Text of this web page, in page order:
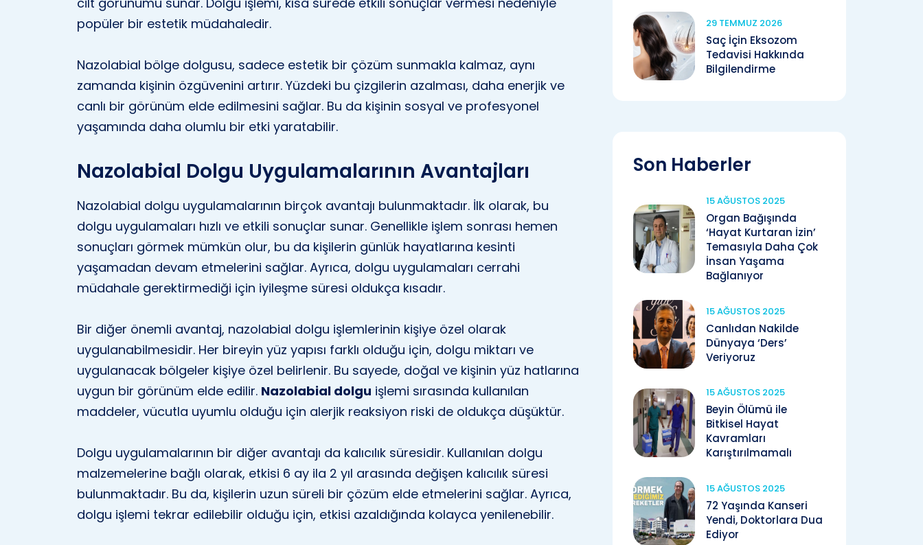
popüler bir estetik müdahaledir.
Nazolabial bölge dolgusu, sadece estetik bir çözüm sunmakla kalmaz, aynı
zamanda kişinin özgüvenini artırır. Yüzdeki bu çizgilerin azalması, daha enerjik ve
canlı bir görünüm elde edilmesini sağlar. Bu da kişinin sosyal ve profesyonel
yaşamında daha olumlu bir etki yaratabilir.
Nazolabial Dolgu Uygulamalarının Avantajları
Nazolabial dolgu uygulamalarının birçok avantajı bulunmaktadır. İlk olarak, bu
dolgu uygulamaları hızlı ve etkili sonuçlar sunar. Genellikle işlem sonrası hemen
sonuçları görmek mümkün olur, bu da kişilerin günlük hayatlarına kesinti
yaşamadan devam etmelerini sağlar. Ayrıca, dolgu uygulamaları cerrahi
müdahale gerektirmediği için iyileşme süresi oldukça kısadır.
Bir diğer önemli avantaj, nazolabial dolgu işlemlerinin kişiye özel olarak
uygulanabilmesidir. Her bireyin yüz yapısı farklı olduğu için, dolgu miktarı ve
uygulanacak bölgeler kişiye özel belirlenir. Bu sayede, doğal ve kişinin yüz hatlarına
uygun bir görünüm elde edilir. Nazolabial dolgu işlemi sırasında kullanılan
maddeler, vücutla uyumlu olduğu için alerjik reaksiyon riski de oldukça düşüktür.
Dolgu uygulamalarının bir diğer avantajı da kalıcılık süresidir. Kullanılan dolgu
malzemelerine bağlı olarak, etkisi 6 ay ila 2 yıl arasında değişen kalıcılık süresi
bulunmaktadır. Bu da, kişilerin uzun süreli bir çözüm elde etmelerini sağlar. Ayrıca,
dolgu işlemi tekrar edilebilir olduğu için, etkisi azaldığında kolayca yenilenebilir.
29 TEMMUZ 2026
Saç İçin Eksozom
Tedavisi Hakkında
Bilgilendirme
Son Haberler
15 AĞUSTOS 2025
Organ Bağışında
‘Hayat Kurtaran İzin’
Temasıyla Daha Çok
İnsan Yaşama
Bağlanıyor
15 AĞUSTOS 2025
Canlıdan Nakilde
Dünyaya ‘Ders’
Veriyoruz
15 AĞUSTOS 2025
Beyin Ölümü ile
Bitkisel Hayat
Kavramları
Karıştırılmamalı
15 AĞUSTOS 2025
72 Yaşında Kanseri
Yendi, Doktorlara Dua
Ediyor